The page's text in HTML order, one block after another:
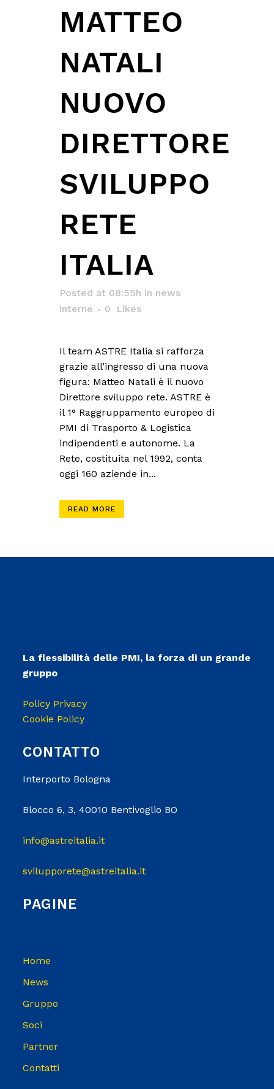
MATTEO
NATALI
NUOVO
DIRETTORE
SVILUPPO
RETE
ITALIA
Posted at 08:55h in news
interne
0 Likes
Il team ASTRE Italia si rafforza
grazie all’ingresso di una nuova
figura: Matteo Natali è il nuovo
Direttore sviluppo rete. ASTRE è
il 1° Raggruppamento europeo di
PMI di Trasporto & Logistica
indipendenti e autonome. La
Rete, costituita nel 1992, conta
oggi 160 aziende in...
READ MORE
La flessibilità delle PMI, la forza di un grande
gruppo
Policy Privacy
Cookie Policy
CONTATTO
Interporto Bologna
Blocco 6, 3, 40010 Bentivoglio BO
info@astreitalia.it
svilupporete@astreitalia.it
PAGINE
Home
News
Gruppo
Soci
Partner
Contatti